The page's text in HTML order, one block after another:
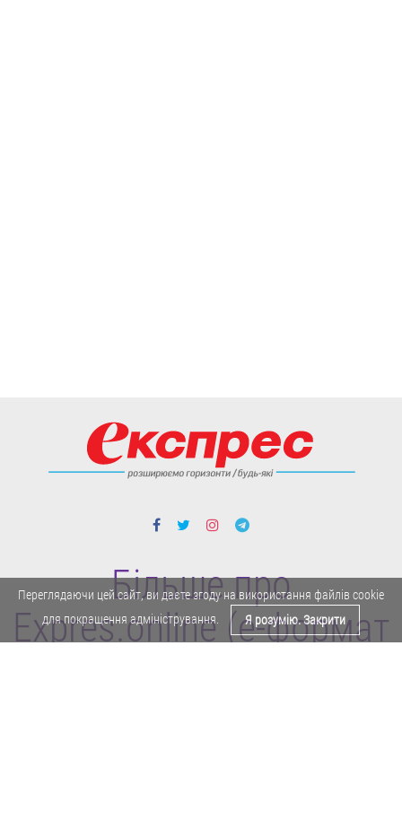
Більше про
Expres.online (e-формат
Переглядаючи цей сайт, ви даєте згоду на використання файлів cookie
для покращення адміністрування.
Я розумію. Закрити